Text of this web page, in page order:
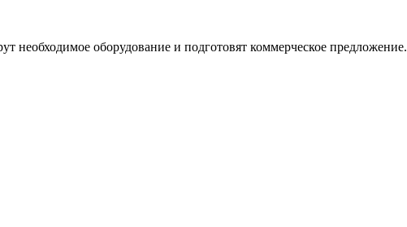
необходимое оборудование и подготовят коммерческое предложение.